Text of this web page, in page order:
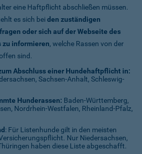
eine Haftpflicht abschließen müssen.
es sich beiden zuständigen
oder sich auf der Webseite des
zu informieren, welche Rassen von der
sind.
Abschluss einer Hundehaftpflicht in:
Sachsen-Anhalt, Schleswig-
Hunderassen: Baden-Württemberg,
Nordrhein-Westfalen, Rheinland-Pfalz,
: Für Listenhunde gilt in den meisten
Nur Niedersachsen,
haben diese Liste abgeschafft.